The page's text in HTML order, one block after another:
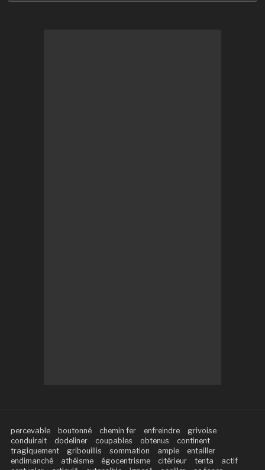
percevable boutonné chemin fer enfreindre
grivoise
conduirait
dodeliner coupables obtenus
continent
tragiquement
gribouillis sommation ample
entailler
endimanché
athéisme égocentrisme citérieur tenta
actif